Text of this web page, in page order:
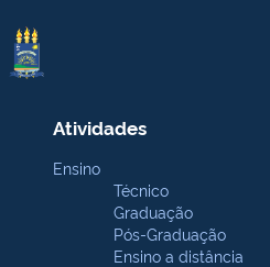
Atividades
Ensino
Técnico
Graduação
Pós-Graduação
Ensino a distância